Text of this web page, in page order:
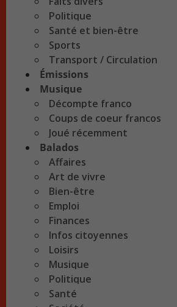
Politique
Santé et bien-être
Sports
Transport / Circulation
Émissions
Musique
Décompte franco
Coups de coeur francos
Joué récemment
Balados
Affaires
Art de vivre
Bien-être
Emploi
Finances
Infos citoyennes
Loisirs
Musique
Politique
Santé